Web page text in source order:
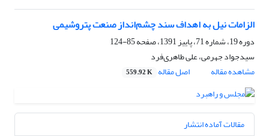
الزامات نیل به اهداف سند چشم‌انداز صنعت پتروشیمی
دوره 19، شماره 71، پاییز 1391، صفحه
85-124
سید‌جواد جهرمی، علی طاهری‌فرد
مشاهده مقاله
اصل مقاله 559.92 K
مقالات آماده انتشار